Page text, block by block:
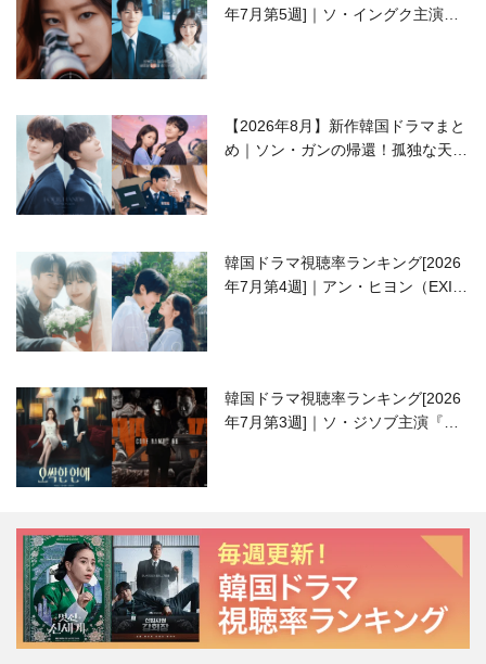
年7月第5週]｜ソ・イングク主演の
【2026年8月】新作韓国ドラマまと
め｜ソン・ガンの帰還！孤独な天才
韓国ドラマ視聴率ランキング[2026
年7月第4週]｜アン・ヒヨン（EXID
韓国ドラマ視聴率ランキング[2026
年7月第3週]｜ソ・ジソブ主演『エ